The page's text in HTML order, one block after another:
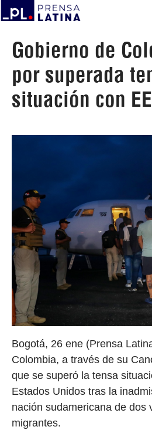
Gobierno de
por superada
situación con
Bogotá, 26 ene (Prensa
Colombia, a través de su
que se superó la tensa
Estados Unidos tras la
nación sudamericana de dos
migrantes.